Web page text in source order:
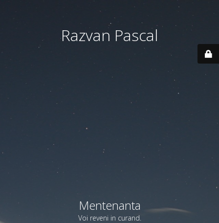
Razvan Pascal
Mentenanta
Voi reveni in curand.